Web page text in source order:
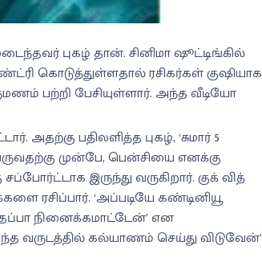
புகழ் தான். சினிமா ஷூட்டிங்கில்
கொடுத்துள்ளதால் ரசிகர்கள் குஷியாக
பற்றி பேசியுள்ளார். அந்த வீடியோ
அதற்கு பதிலளித்த புகழ், ‘சுமார் 5
முன்பே, பென்சியை எனக்கு
இருந்து வருகிறார். குக் வித்
ரசிப்பார். ‘அப்படியே கண்டினியூ
நினைக்கமாட்டேன்’ என
வருடத்தில் கல்யாணம் செய்து விடுவேன்’